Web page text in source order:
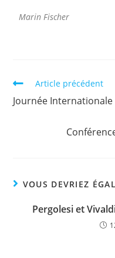
Marin Fischer
Article précédent
Journée
VOUS DEVRIEZ
Pergolesi et